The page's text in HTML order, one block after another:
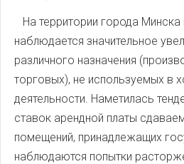
На территории города
наблюдается значительное
различного назначения
торговых), не используемых в
деятельности. Наметилась
ставок арендной платы
помещений, принадлежащих
наблюдаются попытки